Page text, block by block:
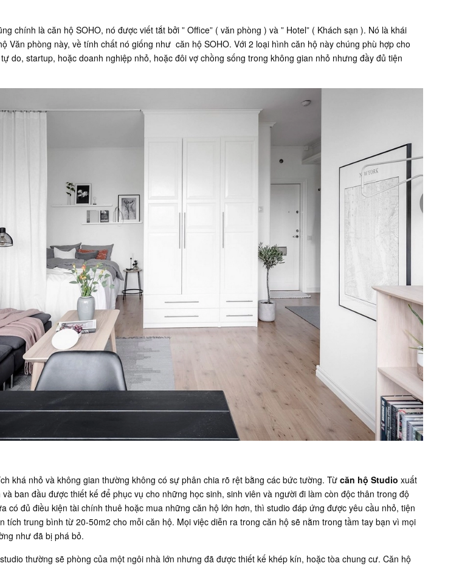
chính là căn hộ SOHO, nó được viết tắt bởi ” Office” ( văn phòng ) và ” Hotel” ( Khách sạn ). Nó là khái
Văn phòng này, về tính chất nó giống như căn hộ SOHO. Với 2 loại hình căn hộ này chúng phù hợp cho
do, startup, hoặc doanh nghiệp nhỏ, hoặc đôi vợ chồng sống trong không gian nhỏ nhưng đầy đủ tiện
khá nhỏ và không gian thường không có sự phân chia rõ rệt bằng các bức tường. Từ căn hộ Studio xuất
và ban đầu được thiết kế để phục vụ cho những học sinh, sinh viên và người đi làm còn độc thân trong độ
có đủ điều kiện tài chính thuê hoặc mua những căn hộ lớn hơn, thì studio đáp ứng được yêu cầu nhỏ, tiện
tích trung bình từ 20-50m2 cho mỗi căn hộ. Mọi việc diễn ra trong căn hộ sẽ nằm trong tầm tay bạn vì mọi
như đã bị phá bỏ.
thường sẽ phòng của một ngôi nhà lớn nhưng đã được thiết kế khép kín, hoặc tòa chung cư. Căn hộ